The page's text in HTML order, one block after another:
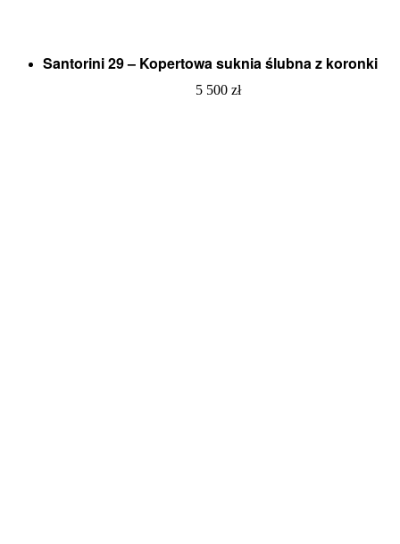
Santorini 29 – Kopertowa suknia ślubna z koronki
5 500 zł